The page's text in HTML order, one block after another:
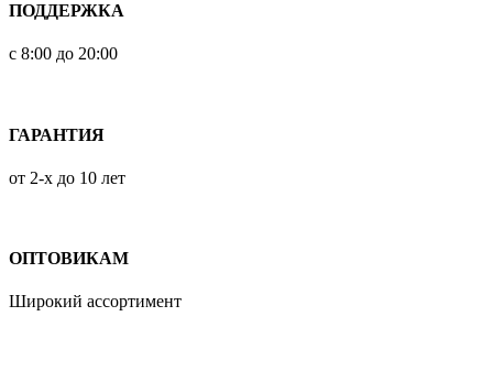
ПОДДЕРЖКА
с 8:00 до 20:00
ГАРАНТИЯ
от 2-х до 10 лет
ОПТОВИКАМ
Широкий ассортимент